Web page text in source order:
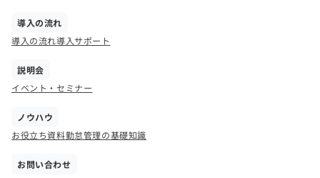
導入の流れ
導入の流れ導入サポート
説明会
イベント・セミナー
ノウハウ
お役立ち資料勤怠管理の基礎知識
お問い合わせ